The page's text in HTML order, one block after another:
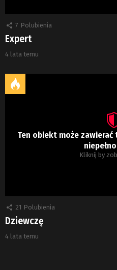
7 Polubienia
Expert
4 lata temu
Ten obiekt może
Kliknij by
21 Polubienia
Dziewczę
4 lata temu